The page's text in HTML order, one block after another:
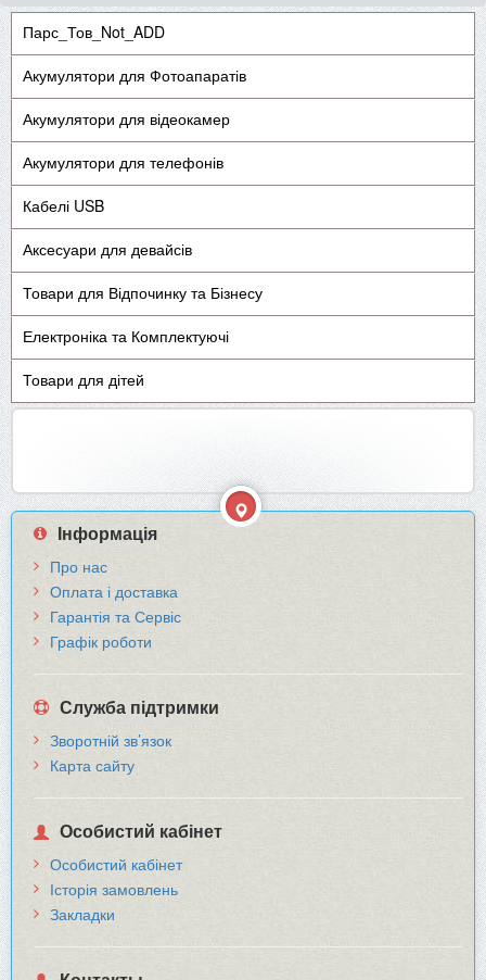
Парс_Тов_Not_ADD
Акумулятори для Фотоапаратів
Акумулятори для відеокамер
Акумулятори для телефонів
Кабелі USB
Аксесуари для девайсів
Товари для Відпочинку та Бізнесу
Електроніка та Комплектуючі
Товари для дітей
Інформація
Про нас
Оплата і доставка
Гарантія та Сервіс
Графік роботи
Служба підтримки
Зворотній зв’язок
Карта сайту
Особистий кабінет
Особистий кабінет
Історія замовлень
Закладки